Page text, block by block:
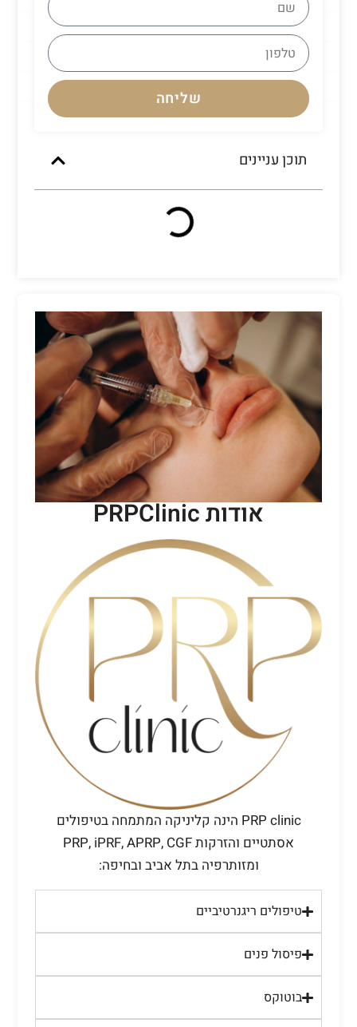
שליחה
תוכן עניינים
אודות PRPClinic
PRP clinic הינה קליניקה המתמחה בטיפולים
אסתטיים והזרקות PRP, iPRF, APRP, CGF
ומזותרפיה בתל אביב ובחיפה:
טיפולים ריגנרטיביים
פיסול פנים
בוטוקס